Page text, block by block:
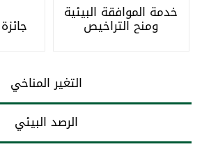
خدمة الموافقة البيئية
ومنح التراخيص
التغير المناخي
الرصد البيئي